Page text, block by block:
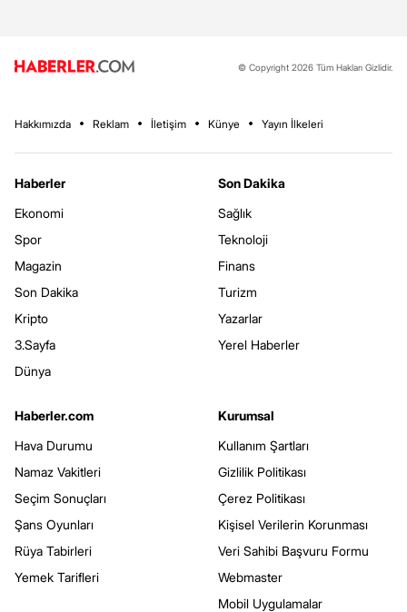
© Copyright 2026 Tüm Hakları Gizlidir.
Hakkımızda Reklam İletişim Künye Yayın İlkeleri
Haberler
Ekonomi
Spor
Magazin
Son Dakika
Kripto
3.Sayfa
Dünya
Son Dakika
Sağlık
Teknoloji
Finans
Turizm
Yazarlar
Yerel Haberler
Haberler.com
Hava Durumu
Namaz Vakitleri
Seçim Sonuçları
Şans Oyunları
Rüya Tabirleri
Yemek Tarifleri
Kurumsal
Kullanım Şartları
Gizlilik Politikası
Çerez Politikası
Kişisel Verilerin Korunması
Veri Sahibi Başvuru Formu
Webmaster
Mobil Uygulamalar